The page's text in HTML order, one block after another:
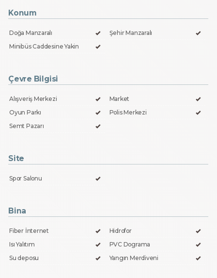
Konum
Doğa Manzaralı
Şehir Manzaralı
Minibüs Caddesine Yakin
Çevre Bilgisi
Alışveriş Merkezi
Market
Oyun Parkı
Polis Merkezi
Semt Pazarı
Site
Spor Salonu
Bina
Fiber İnternet
Hidrofor
Isı Yalıtım
PVC Dograma
Su deposu
Yangın Merdiveni